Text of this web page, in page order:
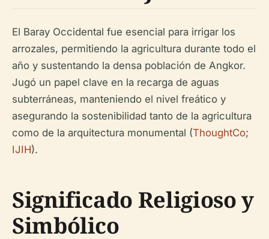
El Baray Occidental fue esencial para irrigar los
arrozales, permitiendo la agricultura durante todo el
año y sustentando la densa población de Angkor.
Jugó un papel clave en la recarga de aguas
subterráneas, manteniendo el nivel freático y
asegurando la sostenibilidad tanto de la agricultura
como de la arquitectura monumental (ThoughtCo;
IJIH).
Significado Religioso y
Simbólico